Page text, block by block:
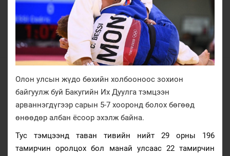
Олон улсын жүдо бөхийн холбооноос зохион
байгуулж буй Бакугийн Их Дуулга тэмцээн
арваннэгдүгээр сарын 5-7 хооронд болох бөгөөд
өнөөдөр албан ёсоор эхэлж байна.
Тус тэмцээнд таван тивийн нийт 29 орны 196
тамирчин оролцох бол манай улсаас 22 тамирчин